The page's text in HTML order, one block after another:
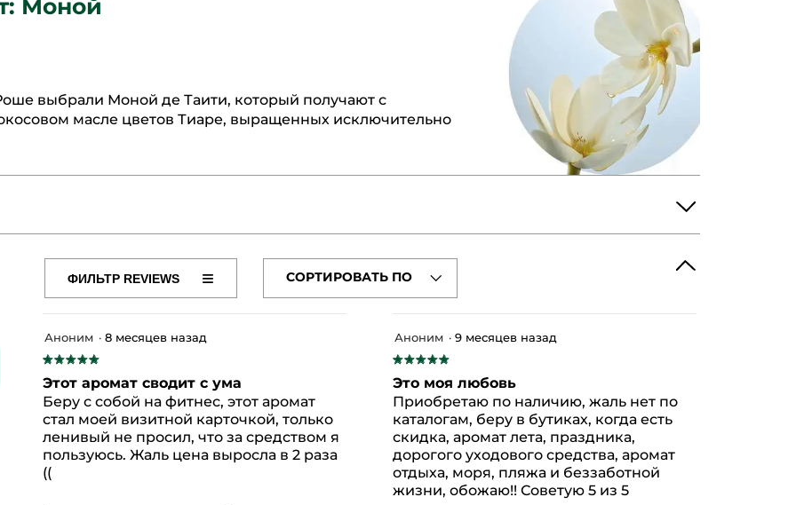
Моной
выбрали Моной де Таити, который получают с
масле цветов Тиаре, выращенных исключительно
SEED OIL AQUA/WATER/EAU CELLULOSE MICROCRYSTALLINE CELLULOSE
FRAGRANCE GARDENIA TAITENSIS FLOWER EXTRACT COCOS NUCIFERA (COCONUT) OIL
CITRIC ACID BENZYL ALCOHOL XANTHAN GUM AMYL CINNAMAL
с 5 звездами.
фильтрацию отзывов с 5 звездами.
отзыва с 4 звездами.
фильтрацию отзывов с 4 звездами.
СОРТИРОВАТЬ ПО
≡
ФИЛЬТР REVIEWS
Если
нажать
кнопку,
содержимое
обновится
★★★★★
★★★★★
из
5
звезд.
Аноним · 8 месяцев назад
Этот аромат сводит с ума
Беру с собой на фитнес, этот аромат
стал моей визитной карточкой, только
ленивый не просил, что за средством я
пользуюсь. Жаль цена выросла в 2 раза
((
★★★★★
★★★★★
из
5
звезд.
Аноним · 9 месяцев назад
Это моя любовь
Приобретаю по наличию, жаль нет по
каталогам, беру в бутиках, когда есть
скидка, аромат лета, праздника,
дорогого уходового средства, аромат
отдыха, моря, пляжа и беззаботной
жизни, обожаю!! Советую 5 из 5